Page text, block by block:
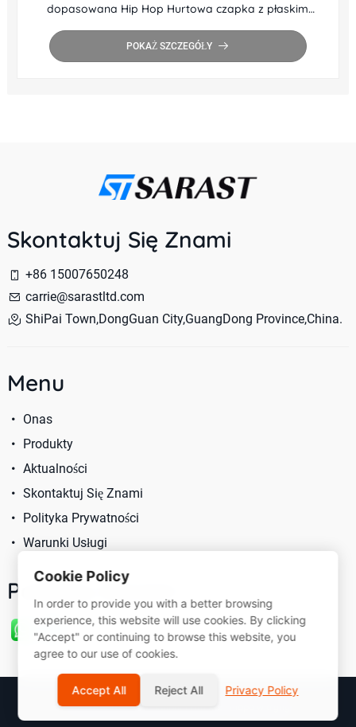
dopasowana Hip Hop Hurtowa czapka z płaskim
POKAŻ SZCZEGÓŁY
Skontaktuj Się Znami
+86 15007650248
carrie@sarastltd.com
ShiPai Town,DongGuan City,GuangDong Province,China.
Menu
Onas
Produkty
Aktualności
Skontaktuj Się Znami
Polityka Prywatności
Warunki Usługi
Podążaj Zanami
© 2026 Sarast International Limited
Cookie Policy
In order to provide you with a better browsing
experience, this website will use cookies. By clicking
"Accept" or continuing to browse this website, you
agree to our use of cookies.
Accept All Reject All Privacy Policy